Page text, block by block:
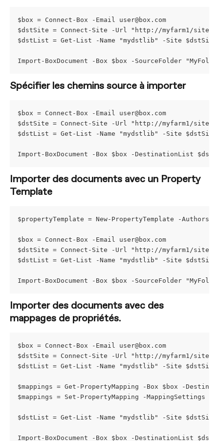
$box = Connect-Box -Email user@box.com
$dstSite = Connect-Site -Url "http://myfarm1/sites/
$dstList = Get-List -Name "mydstlib" -Site $dstSite
Import-BoxDocument -Box $box -SourceFolder
Spécifier les chemins source à importer
$box = Connect-Box -Email user@box.com
$dstSite = Connect-Site -Url "http://myfarm1/sites/
$dstList = Get-List -Name "mydstlib" -Site $dstSite
Import-BoxDocument -Box $box -DestinationList
Importer des documents avec un Property
Template
$propertyTemplate = New-PropertyTemplate -
$box = Connect-Box -Email user@box.com
$dstSite = Connect-Site -Url "http://myfarm1/sites/
$dstList = Get-List -Name "mydstlib" -Site $dstSite
Import-BoxDocument -Box $box -SourceFolder
Importer des documents avec des
mappages de propriétés.
$box = Connect-Box -Email user@box.com
$dstSite = Connect-Site -Url "http://myfarm1/sites/
$dstList = Get-List -Name "mydstlib" -Site $dstSite
$mappings = Get-PropertyMapping -Box $box -
$mappings = Set-PropertyMapping -MappingSettings
$dstList = Get-List -Name "mydstlib" -Site $dstSite
Import-BoxDocument -Box $box -DestinationList